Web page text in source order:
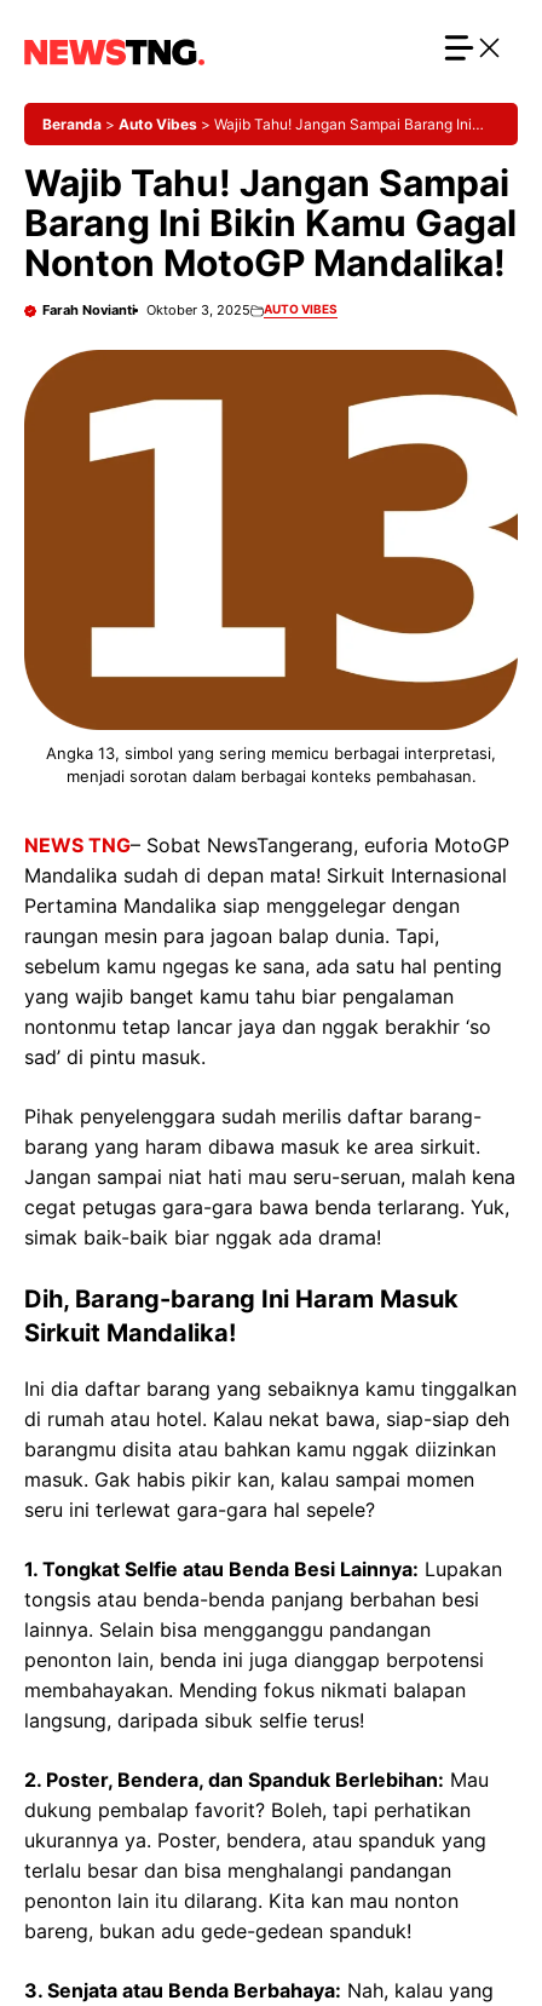
Beranda > Auto Vibes > Wajib Tahu! Jangan Sampai Barang Ini
Wajib Tahu! Jangan Sampai
Barang Ini Bikin Kamu Gagal
Nonton MotoGP Mandalika!
Farah Novianti Oktober 3, 2025 AUTO VIBES
Angka 13, simbol yang sering memicu berbagai interpretasi,
menjadi sorotan dalam berbagai konteks pembahasan.
NEWS TNG– Sobat NewsTangerang, euforia MotoGP
Mandalika sudah di depan mata! Sirkuit Internasional
Pertamina Mandalika siap menggelegar dengan
raungan mesin para jagoan balap dunia. Tapi,
sebelum kamu ngegas ke sana, ada satu hal penting
yang wajib banget kamu tahu biar pengalaman
nontonmu tetap lancar jaya dan nggak berakhir ‘so
sad’ di pintu masuk.
Pihak penyelenggara sudah merilis daftar barang-
barang yang haram dibawa masuk ke area sirkuit.
Jangan sampai niat hati mau seru-seruan, malah kena
cegat petugas gara-gara bawa benda terlarang. Yuk,
simak baik-baik biar nggak ada drama!
Dih, Barang-barang Ini Haram Masuk
Sirkuit Mandalika!
Ini dia daftar barang yang sebaiknya kamu tinggalkan
di rumah atau hotel. Kalau nekat bawa, siap-siap deh
barangmu disita atau bahkan kamu nggak diizinkan
masuk. Gak habis pikir kan, kalau sampai momen
seru ini terlewat gara-gara hal sepele?
1. Tongkat Selfie atau Benda Besi Lainnya: Lupakan
tongsis atau benda-benda panjang berbahan besi
lainnya. Selain bisa mengganggu pandangan
penonton lain, benda ini juga dianggap berpotensi
membahayakan. Mending fokus nikmati balapan
langsung, daripada sibuk selfie terus!
2. Poster, Bendera, dan Spanduk Berlebihan: Mau
dukung pembalap favorit? Boleh, tapi perhatikan
ukurannya ya. Poster, bendera, atau spanduk yang
terlalu besar dan bisa menghalangi pandangan
penonton lain itu dilarang. Kita kan mau nonton
bareng, bukan adu gede-gedean spanduk!
3. Senjata atau Benda Berbahaya: Nah, kalau yang